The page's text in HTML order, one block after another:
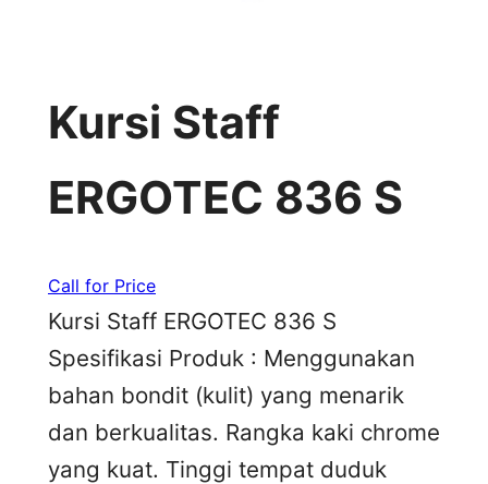
Kursi Staff
ERGOTEC 836 S
Call for Price
Kursi Staff ERGOTEC 836 S
Spesifikasi Produk : Menggunakan
bahan bondit (kulit) yang menarik
dan berkualitas. Rangka kaki chrome
yang kuat. Tinggi tempat duduk